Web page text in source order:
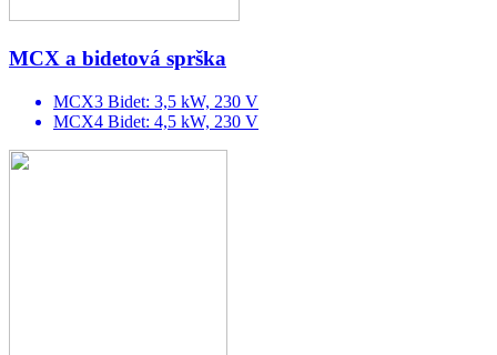
MCX a bidetová sprška
MCX3 Bidet: 3,5 kW, 230 V
MCX4 Bidet: 4,5 kW, 230 V